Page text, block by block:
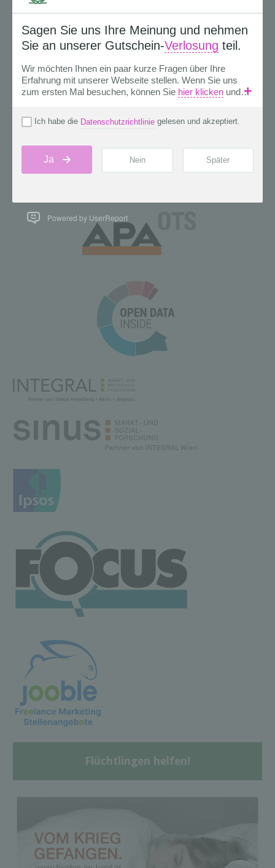
Flüchtlingen helfen!
Powered by UserReport